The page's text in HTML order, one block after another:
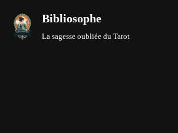
Aller
Bibliosophe
La sagesse oubliée du Tarot